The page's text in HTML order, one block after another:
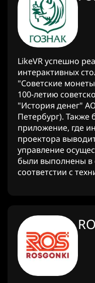
LikeVR успешно
интерактивных столов
"Советские
100-летию
"История денег" АО "Гознак" (г. Санкт-
Петербург). Также
приложение, где
проектора выводится на
управление
были выполнены в
соответстии с